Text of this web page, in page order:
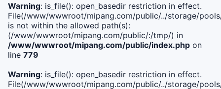
Warning: is_file(): open_basedir restriction in effect.
File(/www/wwwroot/mipang.com/public/../storage/
is not within the allowed path(s):
(/www/wwwroot/mipang.com/public/:/tmp/) in
/www/wwwroot/mipang.com/public/index.php on
line 779
Warning: is_file(): open_basedir restriction in effect.
File(/www/wwwroot/mipang.com/public/../storage/